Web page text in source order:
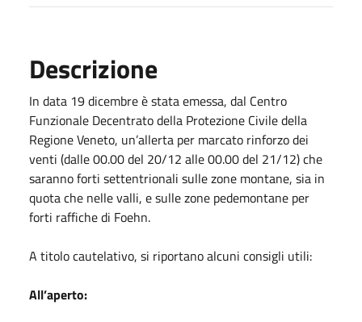
Descrizione
In data 19 dicembre è stata emessa, dal Centro
Funzionale Decentrato della Protezione Civile della
Regione Veneto, un’allerta per marcato rinforzo dei
venti (dalle 00.00 del 20/12 alle 00.00 del 21/12) che
saranno forti settentrionali sulle zone montane, sia in
quota che nelle valli, e sulle zone pedemontane per
forti raffiche di Foehn.
A titolo cautelativo, si riportano alcuni consigli utili:
All’aperto: